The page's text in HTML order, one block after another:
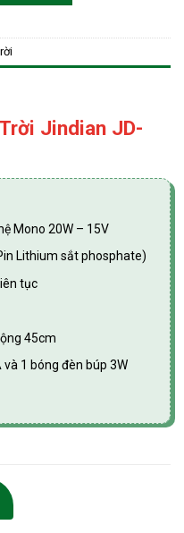
Jindian JD-
Mono 20W – 15V
Lithium sắt phosphate)
tục
45cm
và 1 bóng đèn búp 3W